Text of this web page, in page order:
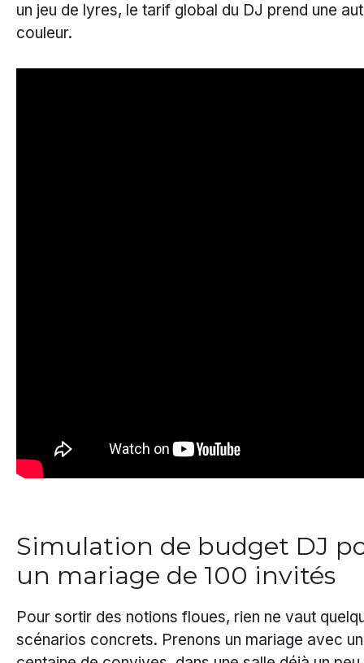
un jeu de lyres, le tarif global du DJ prend une
couleur.
Simulation de budget DJ
un mariage de 100 invités
Pour sortir des notions floues, rien ne vaut
scénarios concrets. Prenons un mariage avec